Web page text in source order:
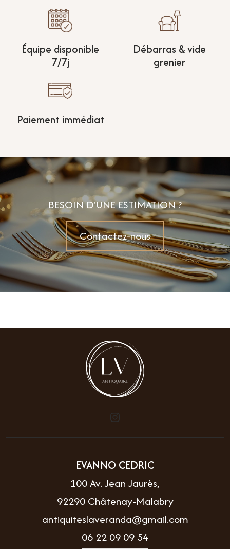
Équipe disponible
7/7j
Débarras & vide
grenier
Paiement immédiat
BESOIN D'UNE ESTIMATION ?
Contactez-nous
EVANNO CEDRIC
100 Av. Jean Jaurès,
92290 Châtenay-Malabry
antiquiteslaveranda@gmail.com
06 22 09 09 54